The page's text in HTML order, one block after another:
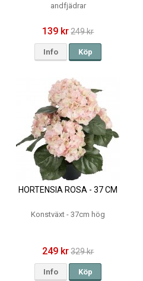
andfjädrar
139 kr 249 kr
Info Köp
HORTENSIA ROSA - 37 CM
Konstväxt - 37cm hög
249 kr 329 kr
Info Köp